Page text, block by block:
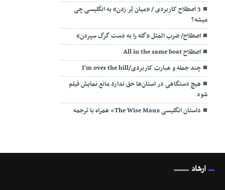
3 اصطلاح کاربردی / «میان بُر زدن» به انگلیسی چی
میشه؟
اصطلاح/ ضرب المثل «گله را به دست گرگ سپردن»
اصطلاح All in the same boat
چند جمله و عبارت کاربردی/I’m over the hill
هیچ دستگاهی در استان‌ها حق ندارد مانع نمایش فیلم
شود
داستان انگلیسی «The Wise Man» همراه با ترجمه
ارشاد